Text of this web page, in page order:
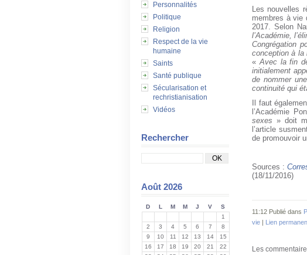
Personnalités
Politique
Religion
Respect de la vie
humaine
Saints
Santé publique
Sécularisation et
rechristianisation
Vidéos
Rechercher
Août 2026
D L M M J V
S
1
2
3 4 5 6 7
8
9
10 11 12 13 14
15
16
17 18 19 20 21
22
Les nouvelles
membres à vie
2017.Selon
l’Académie,
Congrégation
conception à
«Avec la fin
initialement
de nommer
continuité qui
Il faut
l’Académie
sexes» doit
l’article
de promouvoir
Sources :
(18/11/2016)
11:12 Publié dans
vie | Lien
Les